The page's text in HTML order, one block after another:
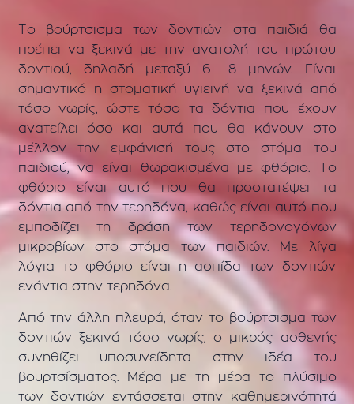
Το βούρτσισμα των δοντιών στα παιδιά θα
πρέπει να ξεκινά με την ανατολή του πρώτου
δοντιού, δηλαδή μεταξύ 6 -8 μηνών. Είναι
σημαντικό η στοματική υγιεινή να ξεκινά από
τόσο νωρίς, ώστε τόσο τα δόντια που έχουν
ανατείλει όσο και αυτά που θα κάνουν στο
μέλλον την εμφάνισή τους στο στόμα του
παιδιού, να είναι θωρακισμένα με φθόριο. Το
φθόριο είναι αυτό που θα προστατέψει τα
δόντια από την τερηδόνα, καθώς είναι αυτό που
εμποδίζει τη δράση των τερηδονογόνων
μικροβίων στο στόμα των παιδιών. Με λίγα
λόγια το φθόριο είναι η ασπίδα των δοντιών
ενάντια στην τερηδόνα.
Από την άλλη πλευρά, όταν το βούρτσισμα των
δοντιών ξεκινά τόσο νωρίς, ο μικρός ασθενής
συνηθίζει υποσυνείδητα στην ιδέα του
βουρτσίσματος. Μέρα με τη μέρα το πλύσιμο
των δοντιών εντάσσεται στην καθημερινότητά